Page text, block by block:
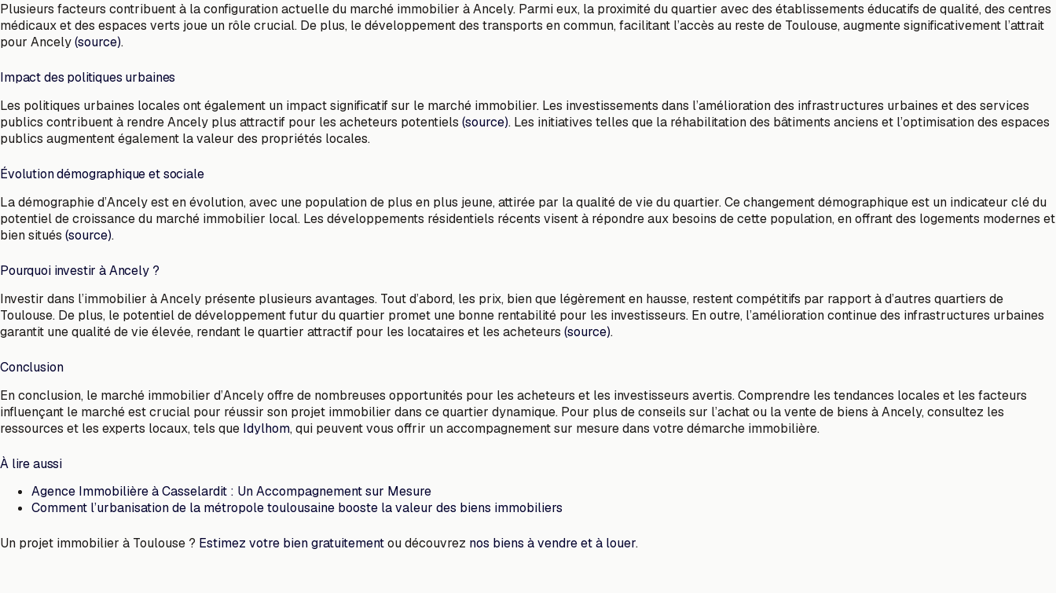
Plusieurs facteurs contribuent à la configuration actuelle du marché immobilier à Ancely. Parmi eux, la proximité du quartier avec des établissements éducatifs de qualité, des centres
médicaux et des espaces verts joue un rôle crucial. De plus, le développement des transports en commun, facilitant l’accès au reste de Toulouse, augmente significativement l’attrait
pour Ancely(source).
Impact des politiques urbaines
Les politiques urbaines locales ont également un impact significatif sur le marché immobilier. Les investissements dans l’amélioration des infrastructures urbaines et des services
publics contribuent à rendre Ancely plus attractif pour les acheteurs potentiels (source). Les initiatives telles que la réhabilitation des bâtiments anciens et l’optimisation des espaces
publics augmentent également la valeur des propriétés locales.
Évolution démographique et sociale
La démographie d’Ancely est en évolution, avec une population de plus en plus jeune, attirée par la qualité de vie du quartier. Ce changement démographique est un indicateur clé du
potentiel de croissance du marché immobilier local. Les développements résidentiels récents visent à répondre aux besoins de cette population, en offrant des logements modernes et
bien situés (source).
Pourquoi investir à Ancely ?
Investir dans l’immobilier à Ancely présente plusieurs avantages. Tout d’abord, les prix, bien que légèrement en hausse, restent compétitifs par rapport à d’autres quartiers de
Toulouse. De plus, le potentiel de développement futur du quartier promet une bonne rentabilité pour les investisseurs. En outre, l’amélioration continue des infrastructures urbaines
garantit une qualité de vie élevée, rendant le quartier attractif pour les locataires et les acheteurs (source).
Conclusion
En conclusion, le marché immobilier d’Ancely offre de nombreuses opportunités pour les acheteurs et les investisseurs avertis. Comprendre les tendances locales et les facteurs
influençant le marché est crucial pour réussir son projet immobilier dans ce quartier dynamique. Pour plus de conseils sur l’achat ou la vente de biens à Ancely, consultez les
ressources et les experts locaux, tels que Idylhom, qui peuvent vous offrir un accompagnement sur mesure dans votre démarche immobilière.
À lire aussi
Agence Immobilière à Casselardit : Un Accompagnement sur Mesure
Comment l’urbanisation de la métropole toulousaine booste la valeur des biens immobiliers
Un projet immobilier à Toulouse ? Estimez votre bien gratuitementou découvrez nos biens à vendre et à louer.